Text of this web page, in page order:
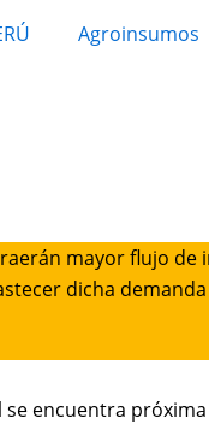
Agroinsumos
mayor flujo de
dicha
encuentra